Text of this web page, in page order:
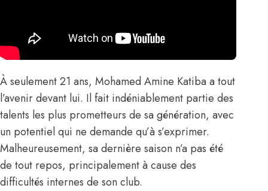
À seulement 21 ans, Mohamed Amine Katiba a tout
l’avenir devant lui. Il fait indéniablement partie des
talents les plus prometteurs de sa génération, avec
un potentiel qui ne demande qu’à s’exprimer.
Malheureusement, sa dernière saison n’a pas été
de tout repos, principalement à cause des
difficultés internes de son club.